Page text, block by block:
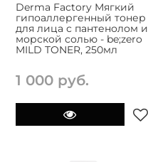
Derma Factory Мягкий
гипоаллергенный тонер
для лица с пантенолом и
морской солью - be;zero
MILD TONER, 250мл
1 000 руб.